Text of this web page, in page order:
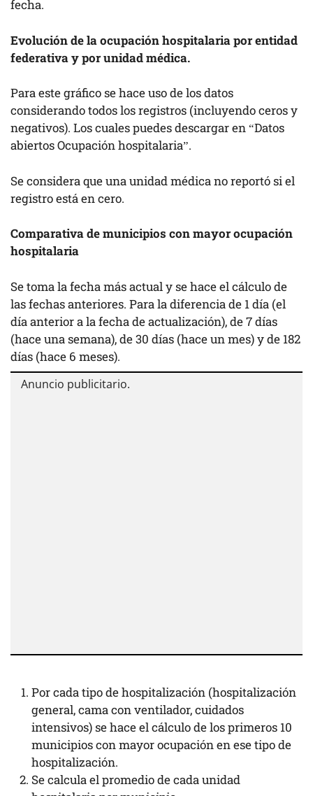
fecha.
Evolución de la ocupación hospitalaria por entidad
federativa y por unidad médica.
Para este gráfico se hace uso de los datos
considerando todos los registros (incluyendo ceros y
negativos). Los cuales puedes descargar en “Datos
abiertos Ocupación hospitalaria”.
Se considera que una unidad médica no reportó si el
registro está en cero.
Comparativa de municipios con mayor ocupación
hospitalaria
Se toma la fecha más actual y se hace el cálculo de
las fechas anteriores. Para la diferencia de 1 día (el
día anterior a la fecha de actualización), de 7 días
(hace una semana), de 30 días (hace un mes) y de 182
días (hace 6 meses).
Por cada tipo de hospitalización (hospitalización
general, cama con ventilador, cuidados
intensivos) se hace el cálculo de los primeros 10
municipios con mayor ocupación en ese tipo de
hospitalización.
Se calcula el promedio de cada unidad